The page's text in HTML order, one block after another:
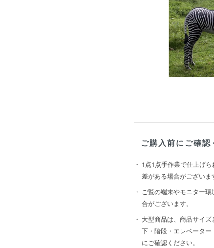
ご購入前にご確認
1点1点手作業で仕上げ
差がある場合がございま
ご覧の端末やモニター
合がございます。
大型商品は、商品サイ
下・階段・エレベータ
にご確認ください。